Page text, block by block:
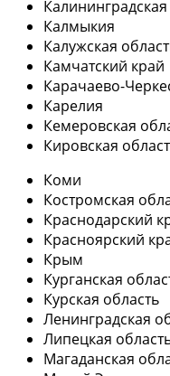
Калмыкия
Калужская
Камчатский край
Карачаево-
Карелия
Кемеровская
Кировская
Коми
Костромская
Краснодарский
Красноярский
Крым
Курганская
Курская область
Ленинградская
Липецкая
Магаданская